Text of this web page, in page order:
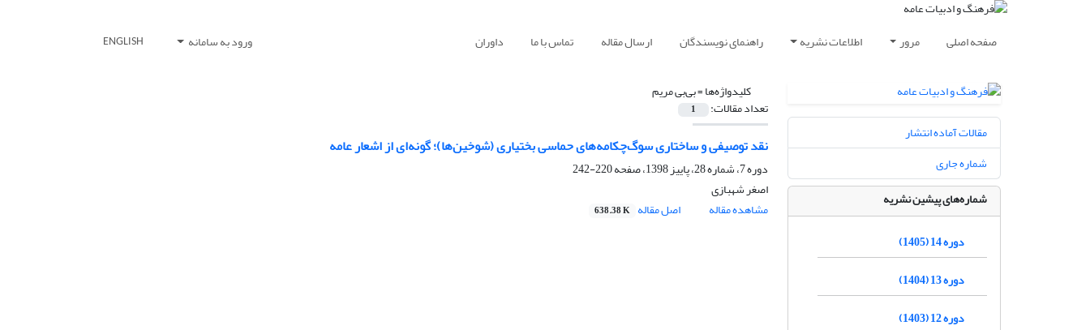
صفحه اصلی مرور اطلاعات نشریه راهنمای نویسندگان ارسال مقاله تماس با ما داوران ورود به سامانه ENGLISH
کلیدواژه‌ها =بی‌بی‌ مریم
تعداد مقالات: 1
نقد توصیفی و ساختاری سوگ‌چکامه‌های حماسی بختیاری (شوخین‌ها)؛ گونه‌ای از اشعار عامه
دوره 7، شماره 28، پاییز 1398، صفحه
220-242
اصغر شهبازی
مشاهده مقاله
اصل مقاله 638.38 K
مقالات آماده انتشار
شماره جاری
شماره‌های پیشین نشریه
دوره 14 (1405)
دوره 13 (1404)
دوره 12 (1403)